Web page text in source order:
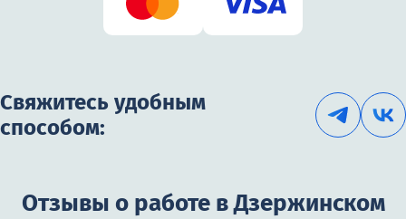
Свяжитесь удобным
способом:
Отзывы о работе в Дзержинском